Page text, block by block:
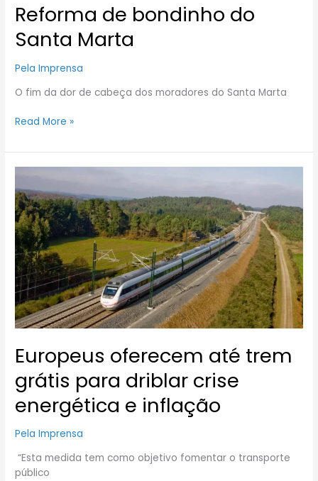
Reforma de bondinho do
Santa Marta
Pela Imprensa
O fim da dor de cabeça dos moradores do Santa Marta
Read More »
Europeus oferecem até trem
grátis para driblar crise
energética e inflação
Pela Imprensa
“Esta medida tem como objetivo fomentar o transporte
público
oferecem
até
trem
grátis
para
driblar
crise
energética
e
inflação